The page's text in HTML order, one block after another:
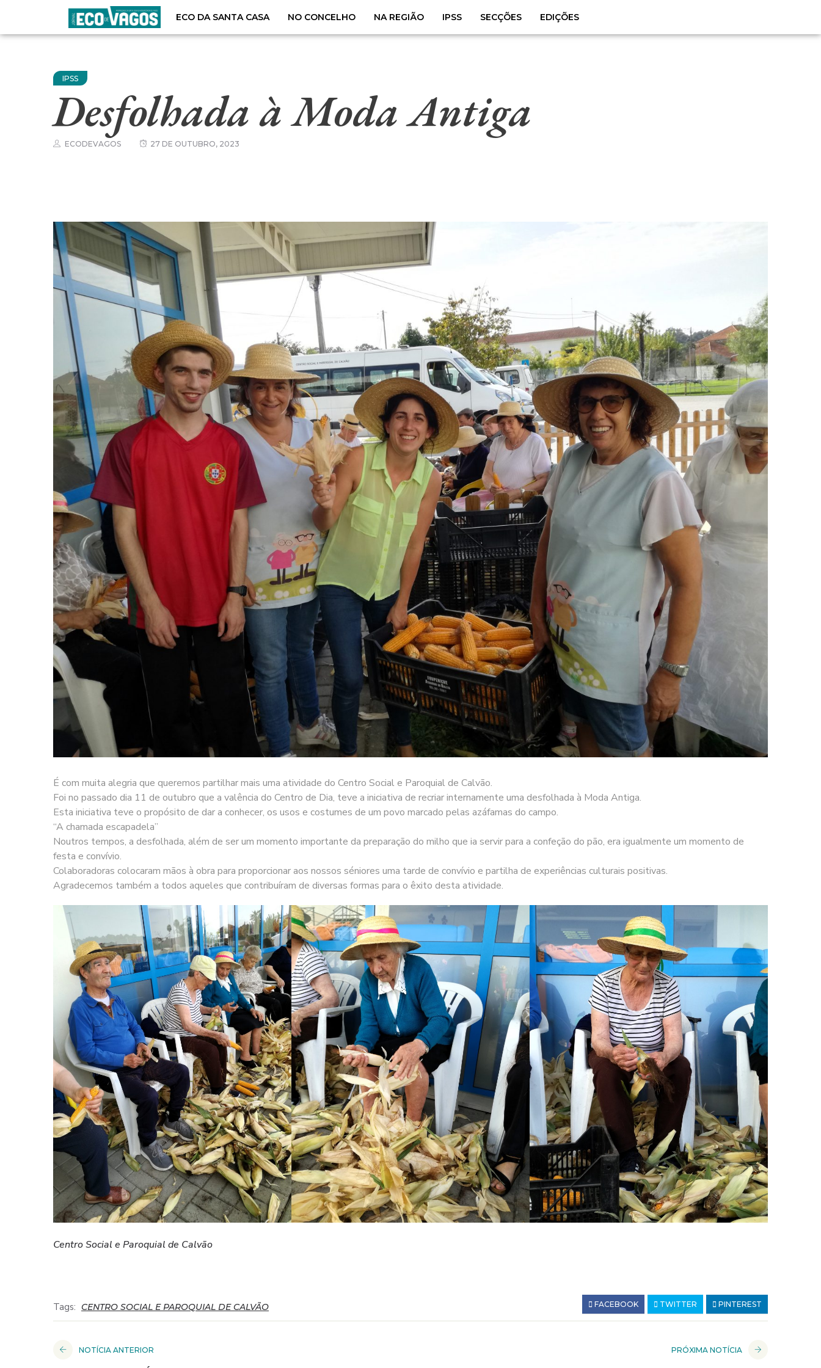
ECO DA SANTA CASA NO CONCELHO NA REGIÃO IPSS SECÇÕES EDIÇÕES
IPSS
Desfolhada à Moda Antiga
ECODEVAGOS 27 DE OUTUBRO, 2023
É com muita alegria que queremos partilhar mais uma atividade do Centro Social e Paroquial de Calvão.
Foi no passado dia 11 de outubro que a valência do Centro de Dia, teve a iniciativa de recriar internamente uma desfolhada à Moda Antiga.
Esta iniciativa teve o propósito de dar a conhecer, os usos e costumes de um povo marcado pelas azáfamas do campo.
“A chamada escapadela”
Noutros tempos, a desfolhada, além de ser um momento importante da preparação do milho que ia servir para a confeção do pão, era igualmente um momento de
festa e convívio.
Colaboradoras colocaram mãos à obra para proporcionar aos nossos séniores uma tarde de convívio e partilha de experiências culturais positivas.
Agradecemos também a todos aqueles que contribuíram de diversas formas para o êxito desta atividade.
Centro Social e Paroquial de Calvão
Tags: CENTRO SOCIAL E PAROQUIAL DE CALVÃO FACEBOOK TWITTER PINTEREST
NOTÍCIA ANTERIOR PRÓXIMA NOTÍCIA